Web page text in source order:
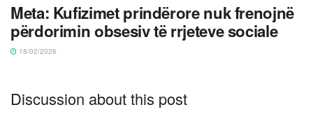
Meta: Kufizimet prindërore nuk frenojnë
përdorimin obsesiv të rrjeteve sociale
18/02/2026
Discussion about this post